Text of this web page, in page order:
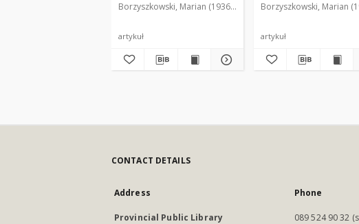
Borzyszkowski, Marian (1936-2001)
artykuł
Borzyszkowski, Marian
artykuł
CONTACT DETAILS
Address
Provincial Public Library
Phone
089 524 90 32